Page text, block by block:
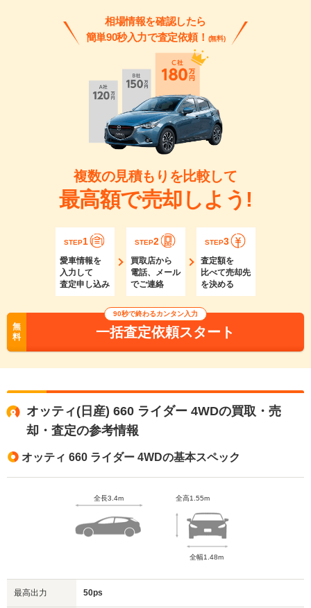
相場情報を確認したら
簡単90秒入力で査定依頼！ (無料)
複数の見積もりを比較して
最高額で売却しよう!
STEP1
愛車情報を
入力して
査定申し込み
STEP2
買取店から
電話、メール
でご連絡
STEP3
査定額を
比べて売却先
を決める
無
料
90秒で終わるカンタン入力
一括査定依頼スタート
オッティ(日産) 660 ライダー 4WDの買取・売
却・査定の参考情報
オッティ 660 ライダー 4WDの基本スペック
全長3.4m 全高1.55m
全幅1.48m
最高出力 50ps